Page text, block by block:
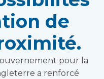
de
pour la
a renforcé